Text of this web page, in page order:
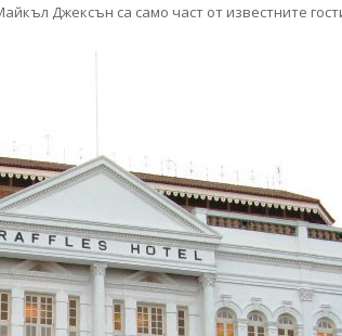
Джексън са само част от известните